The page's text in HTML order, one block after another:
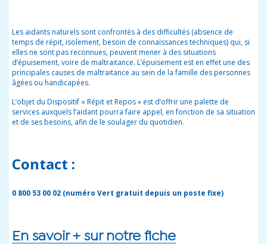
Les aidants naturels sont confrontés à des difficultés (absence de
temps de répit, isolement, besoin de connaissances techniques) qui, si
elles ne sont pas reconnues, peuvent mener à des situations
d’épuisement, voire de maltraitance. L’épuisement est en effet une des
principales causes de maltraitance au sein de la famille des personnes
âgées ou handicapées.
L’objet du Dispositif « Répit et Repos » est d’offrir une palette de
services auxquels l’aidant pourra faire appel, en fonction de sa situation
et de ses besoins, afin de le soulager du quotidien.
Contact :
0 800 53 00 02 (numéro Vert gratuit depuis un poste fixe)
En savoir + sur notre fiche